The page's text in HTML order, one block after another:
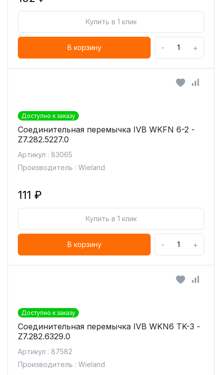
Купить в 1 клик
В корзину - +
Доступно к заказу
Соединительная перемычка IVB WKFN 6-2 -
Z7.282.5227.0
Артикул : 83065
Производитель : Wieland
111 ₽
Купить в 1 клик
В корзину - +
Доступно к заказу
Соединительная перемычка IVB WKN6 TK-3 -
Z7.282.6329.0
Артикул : 87582
Производитель : Wieland